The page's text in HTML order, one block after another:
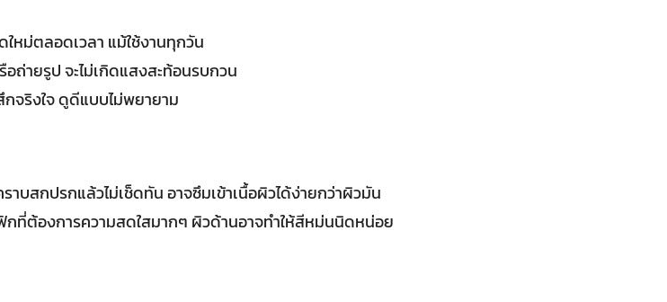
ใหม่ตลอดเวลา แม้ใช้งานทุกวัน
อถ่ายรูป จะไม่เกิดแสงสะท้อนรบกวน
จริงใจ ดูดีแบบไม่พยายาม
าบสกปรกแล้วไม่เช็ดทัน อาจซึมเข้าเนื้อผิวได้ง่ายกว่าผิวมัน
กที่ต้องการความสดใสมากๆ ผิวด้านอาจทำให้สีหม่นนิดหน่อย